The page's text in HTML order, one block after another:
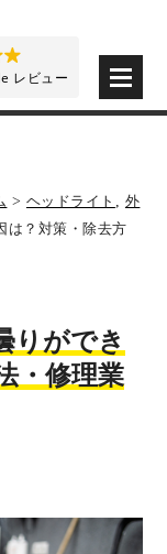
> ヘッドライト , 外
は？対策・除去方
りができ
・修理業
レビュー